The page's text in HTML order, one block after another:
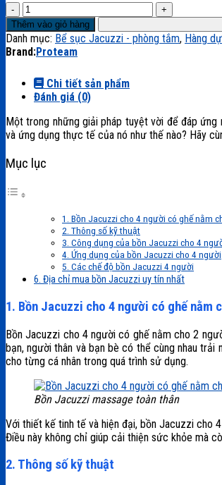
Bồn
Jacuzzi
cho
4
người
ghế
nằm
cho
2
người
số
lượng
Thêm vào giỏ hàng
Danh mục: Bể sục Jacuzzi - phòng tắm, Hàng
Brand:Proteam
Chi tiết sản phẩm
Đánh giá (0)
Một trong những giải pháp tuyệt vời để đáp ứng
và ứng dụng thực tế của nó như thế nào? Hãy
Mục lục
1. Bồn Jacuzzi cho 4 người có ghế nằm
2. Thông số kỹ thuật
3. Công dụng của bồn Jacuzzi cho 4
4. Ứng dụng của bồn Jacuzzi cho 4 người
5. Các chế độ bồn Jacuzzi 4 người
6. Địa chỉ mua bồn Jacuzzi uy tín nhất
1. Bồn Jacuzzi cho 4 người có ghế nằm
Bồn Jacuzzi cho 4 người có ghế nằm cho 2
bạn, người thân và bạn bè có thể cùng nhau
cho từng cá nhân trong quá trình sử dụng.
Bồn Jacuzzi massage toàn thân
Với thiết kế tinh tế và hiện đại, bồn Jacuzzi cho
Điều này không chỉ giúp cải thiện sức khỏe mà
2. Thông số kỹ thuật